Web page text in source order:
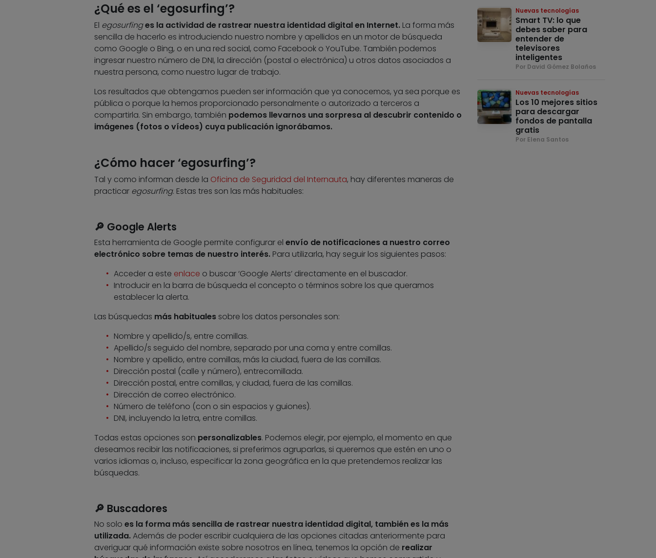
¿Qué es el ‘egosurfing’?
El egosurfinges la actividad de rastrear nuestra identidad digital en Internet.La forma más
sencilla de hacerlo es introduciendo nuestro nombre y apellidos en un motor de búsqueda
como Google o Bing, o en una red social, como Facebook o YouTube. También podemos
ingresar nuestro número de DNI, la dirección (postal o electrónica) u otros datos asociados a
nuestra persona, como nuestro lugar de trabajo.
Los resultados que obtengamos pueden ser información que ya conocemos, ya sea porque es
pública o porque la hemos proporcionado personalmente o autorizado a terceros a
compartirla. Sin embargo, también podemos llevarnos una sorpresa al descubrir contenido o
imágenes (fotos o vídeos) cuya publicación ignorábamos.
¿Cómo hacer ‘egosurfing’?
Tal y como informan desde la Oficina de Seguridad del Internauta, hay diferentes maneras de
practicar egosurfing. Estas tres son las más habituales:
🔎 Google Alerts
Esta herramienta de Google permite configurar el envío de notificaciones a nuestro correo
electrónico sobre temas de nuestro interés.Para utilizarla, hay seguir los siguientes pasos:
Acceder a este enlace o buscar ‘Google Alerts’ directamente en el buscador.
Introducir en la barra de búsqueda el concepto o términos sobre los que queramos
establecer la alerta.
Las búsquedas más habituales sobre los datos personales son:
Nombre y apellido/s, entre comillas.
Apellido/s seguido del nombre, separado por una coma y entre comillas.
Nombre y apellido, entre comillas, más la ciudad, fuera de las comillas.
Dirección postal (calle y número), entrecomillada.
Dirección postal, entre comillas, y ciudad, fuera de las comillas.
Dirección de correo electrónico.
Número de teléfono (con o sin espacios y guiones).
DNI, incluyendo la letra, entre comillas.
Todas estas opciones son personalizables. Podemos elegir, por ejemplo, el momento en que
deseamos recibir las notificaciones, si preferimos agruparlas, si queremos que estén en uno o
varios idiomas o, incluso, especificar la zona geográfica en la que pretendemos realizar las
búsquedas.
🔎 Buscadores
No solo es la forma más sencilla de rastrear nuestra identidad digital, también es la más
utilizada.Además de poder escribir cualquiera de las opciones citadas anteriormente para
averiguar qué información existe sobre nosotros en línea, tenemos la opción de realizar
Nuevas tecnologías
Smart TV: lo que
debes saber para
entender de
televisores
inteligentes
Por David Gómez Bolaños
Nuevas tecnologías
Los 10 mejores sitios
para descargar
fondos de pantalla
gratis
Por Elena Santos